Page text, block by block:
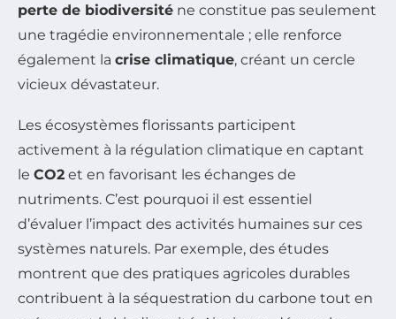
perte de biodiversité ne constitue pas seulement
une tragédie environnementale ; elle renforce
également la crise climatique, créant un cercle
vicieux dévastateur.
Les écosystèmes florissants participent
activement à la régulation climatique en captant
le CO2 et en favorisant les échanges de
nutriments. C’est pourquoi il est essentiel
d’évaluer l’impact des activités humaines sur ces
systèmes naturels. Par exemple, des études
montrent que des pratiques agricoles durables
contribuent à la séquestration du carbone tout en